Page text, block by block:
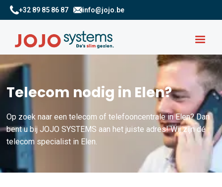
+32 89 85 86 87 info@jojo.be
Telecom nodig in Elen?
Op zoek naar een telecom of telefooncentrale in Elen? Dan
bent u bij JOJO SYSTEMS aan het juiste adres! Wij zijn dé
telecom specialist in Elen.